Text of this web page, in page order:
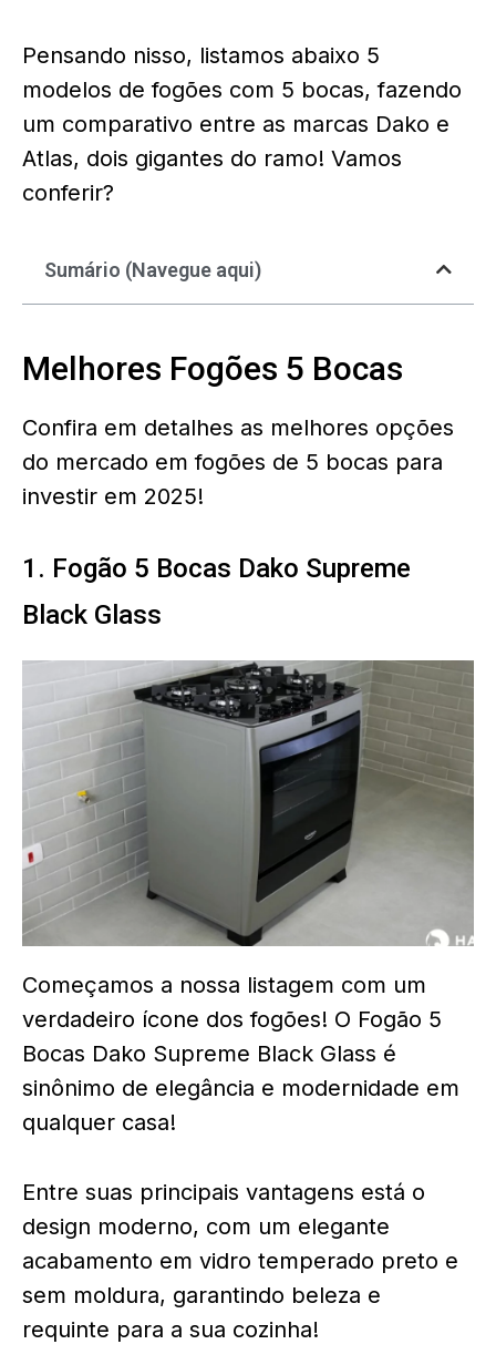
Pensando nisso, listamos abaixo 5
modelos de fogões com 5 bocas, fazendo
um comparativo entre as marcas Dako e
Atlas, dois gigantes do ramo! Vamos
conferir?
Sumário (Navegue aqui)
Melhores Fogões 5 Bocas
Confira em detalhes as melhores opções
do mercado em fogões de 5 bocas para
investir em 2025!
1. Fogão 5 Bocas Dako Supreme
Black Glass
Começamos a nossa listagem com um
verdadeiro ícone dos fogões! O Fogão 5
Bocas Dako Supreme Black Glass é
sinônimo de elegância e modernidade em
qualquer casa!
Entre suas principais vantagens está o
design moderno, com um elegante
acabamento em vidro temperado preto e
sem moldura, garantindo beleza e
requinte para a sua cozinha!